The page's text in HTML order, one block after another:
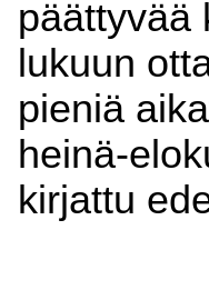
päättyvää
lukuun
pieniä
heinä-
kirjattu